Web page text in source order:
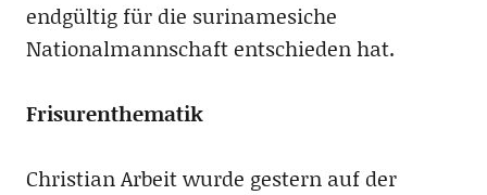
endgültig für die surinamesiche
Nationalmannschaft entschieden hat.
Frisurenthematik
Christian Arbeit wurde gestern auf der